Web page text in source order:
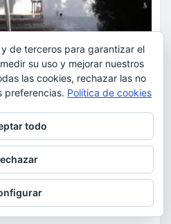
ECONOMÍA
para
de la
de Torrent
6, 2026
de terceros para garantizar el
su uso y mejorar nuestros
las cookies, rechazar las no
preferencias. Política de cookies
todo
incluido cómo gestionar las cookies,